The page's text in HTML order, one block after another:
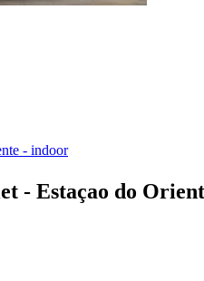
- indoor
- Estaçao do